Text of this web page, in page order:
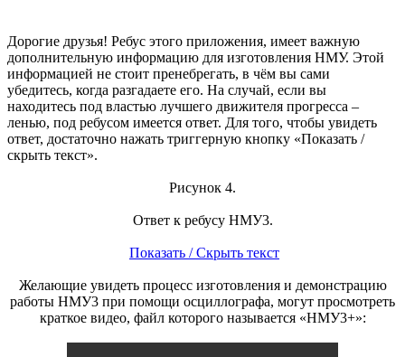
Дорогие друзья! Ребус этого приложения, имеет важную
дополнительную информацию для изготовления НМУ. Этой
информацией не стоит пренебрегать, в чём вы сами
убедитесь, когда разгадаете его. На случай, если вы
находитесь под властью лучшего движителя прогресса –
ленью, под ребусом имеется ответ. Для того, чтобы увидеть
ответ, достаточно нажать триггерную кнопку «Показать /
скрыть текст».
Рисунок 4.
Ответ к ребусу НМУ3.
Показать / Скрыть текст
Желающие увидеть процесс изготовления и демонстрацию
работы НМУ3 при помощи осциллографа, могут просмотреть
краткое видео, файл которого называется «НМУ3+»: